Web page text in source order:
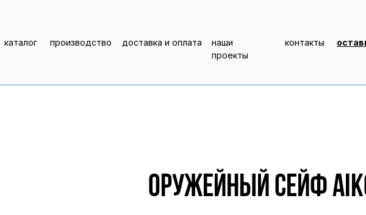
контакты
наши
проекты
производство доставка и оплата
каталог
Оружейный сейф